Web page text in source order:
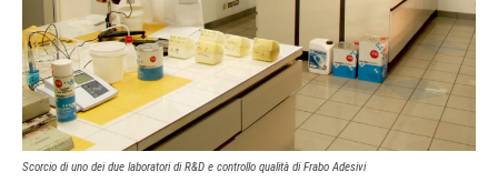
Scorcio di uno dei due laboratori di R&D e controllo qualità di Frabo Adesivi